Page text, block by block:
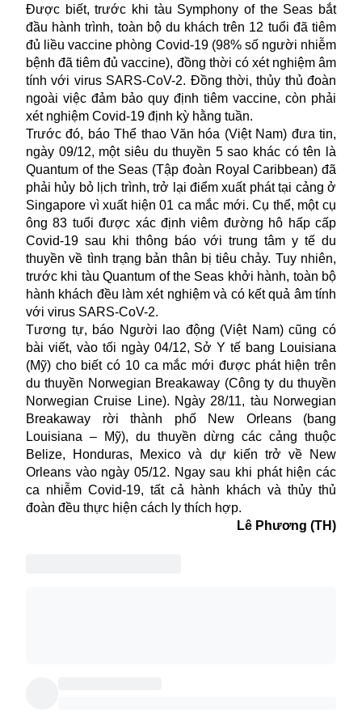
Được biết, trước khi tàu Symphony of the Seas bắt
đầu hành trình, toàn bộ du khách trên 12 tuổi đã tiêm
đủ liều vaccine phòng Covid-19 (98% số người nhiễm
bệnh đã tiêm đủ vaccine), đồng thời có xét nghiệm âm
tính với virus SARS-CoV-2. Đồng thời, thủy thủ đoàn
ngoài việc đảm bảo quy định tiêm vaccine, còn phải
xét nghiệm Covid-19 định kỳ hằng tuần.
Trước đó, báo Thể thao Văn hóa (Việt Nam) đưa tin,
ngày 09/12, một siêu du thuyền 5 sao khác có tên là
Quantum of the Seas (Tập đoàn Royal Caribbean) đã
phải hủy bỏ lịch trình, trở lại điểm xuất phát tại cảng ở
Singapore vì xuất hiện 01 ca mắc mới. Cụ thể, một cụ
ông 83 tuổi được xác định viêm đường hô hấp cấp
Covid-19 sau khi thông báo với trung tâm y tế du
thuyền về tình trạng bản thân bị tiêu chảy. Tuy nhiên,
trước khi tàu Quantum of the Seas khởi hành, toàn bộ
hành khách đều làm xét nghiệm và có kết quả âm tính
với virus SARS-CoV-2.
Tương tự, báo Người lao động (Việt Nam) cũng có
bài viết, vào tối ngày 04/12, Sở Y tế bang Louisiana
(Mỹ) cho biết có 10 ca mắc mới được phát hiện trên
du thuyền Norwegian Breakaway (Công ty du thuyền
Norwegian Cruise Line). Ngày 28/11, tàu Norwegian
Breakaway rời thành phố New Orleans (bang
Louisiana – Mỹ), du thuyền dừng các cảng thuộc
Belize, Honduras, Mexico và dự kiến trở về New
Orleans vào ngày 05/12. Ngay sau khi phát hiện các
ca nhiễm Covid-19, tất cả hành khách và thủy thủ
đoàn đều thực hiện cách ly thích hợp.
Lê Phương (TH)